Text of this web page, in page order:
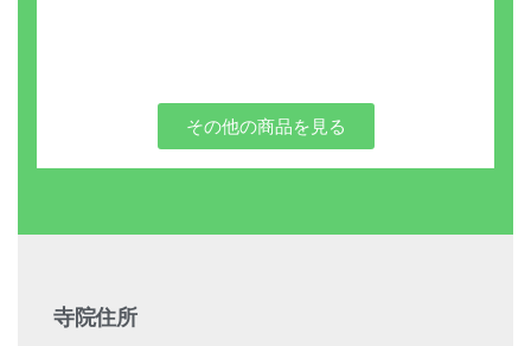
その他の商品を見る
寺院住所